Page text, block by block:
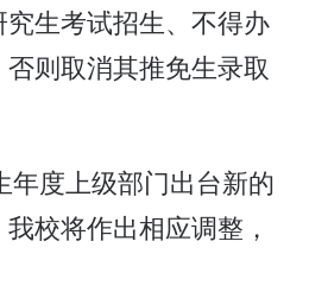
生考试招生、不得办
则取消其推免生录取
年度上级部门出台新的
校将作出相应调整，